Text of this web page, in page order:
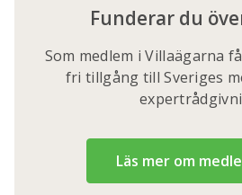
Funderar du
Som medlem i Villaägarna
fri tillgång till Sveriges
Läs mer om